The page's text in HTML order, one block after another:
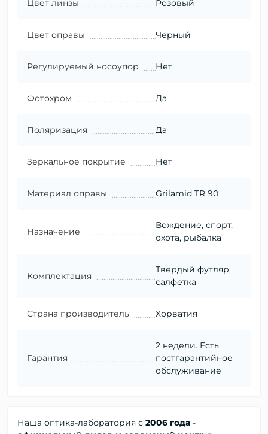
Цвет линзы Розовый
Цвет оправы Черный
Регулируемый носоупор Нет
Фотохром Да
Поляризация Да
Зеркальное покрытие Нет
Материал оправы Grilamid TR 90
Назначение
Вождение, спорт,
охота, рыбалка
Комплектация
Твердый футляр,
салфетка
Страна производитель Хорватия
Гарантия
2 недели. Есть
постгарантийное
обслуживание
Наша оптика-лаборатория с 2006 года -